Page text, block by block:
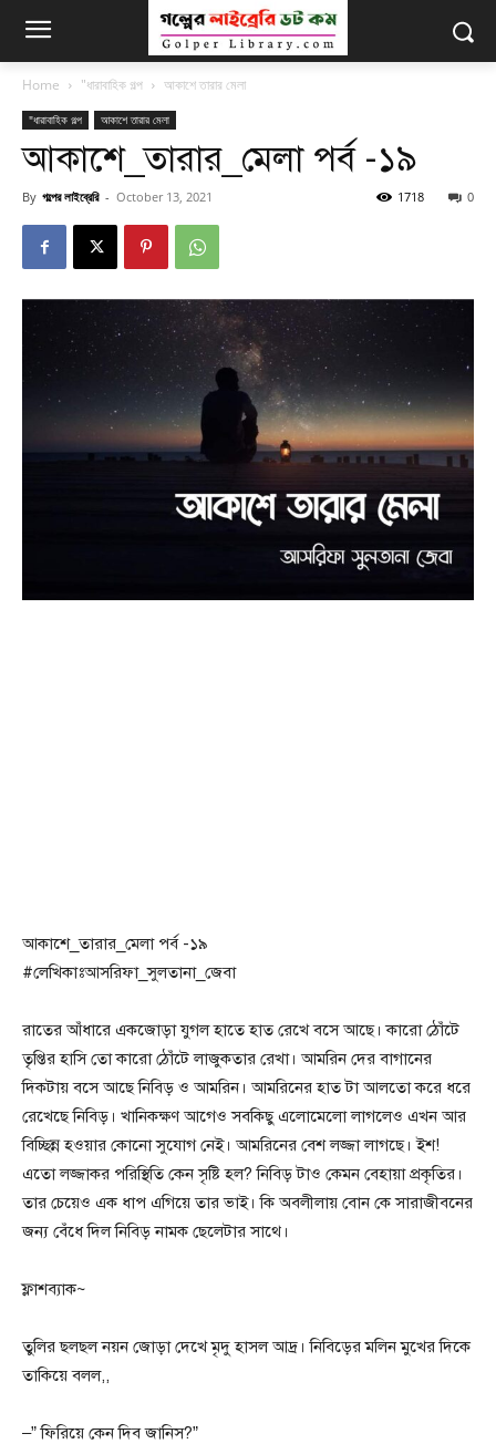
Home "ধারাবাহিক গল্প আকাশে তারার মেলা
"ধারাবাহিক গল্প আকাশে তারার মেলা
আকাশে_তারার_মেলা পর্ব -১৯
By গল্পের লাইব্রেরি - October 13, 2021 0
1718
আকাশে_তারার_মেলা পর্ব -১৯
#লেখিকাঃআসরিফা_সুলতানা_জেবা
রাতের আঁধারে একজোড়া যুগল হাতে হাত রেখে বসে আছে। কারো ঠোঁটে
তৃপ্তির হাসি তো কারো ঠোঁটে লাজুকতার রেখা। আমরিন দের বাগানের
দিকটায় বসে আছে নিবিড় ও আমরিন। আমরিনের হাত টা আলতো করে ধরে
রেখেছে নিবিড়। খানিকক্ষণ আগেও সবকিছু এলোমেলো লাগলেও এখন আর
বিচ্ছিন্ন হওয়ার কোনো সুযোগ নেই। আমরিনের বেশ লজ্জা লাগছে। ইশ!
এতো লজ্জাকর পরিস্থিতি কেন সৃষ্টি হল? নিবিড় টাও কেমন বেহায়া প্রকৃতির।
তার চেয়েও এক ধাপ এগিয়ে তার ভাই। কি অবলীলায় বোন কে সারাজীবনের
জন্য বেঁধে দিল নিবিড় নামক ছেলেটার সাথে।
ফ্লাশব্যাক~
তুলির ছলছল নয়ন জোড়া দেখে মৃদু হাসল আদ্র। নিবিড়ের মলিন মুখের দিকে
তাকিয়ে বলল,,
–” ফিরিয়ে কেন দিব জানিস?”